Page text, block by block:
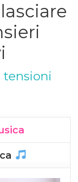
tensioni